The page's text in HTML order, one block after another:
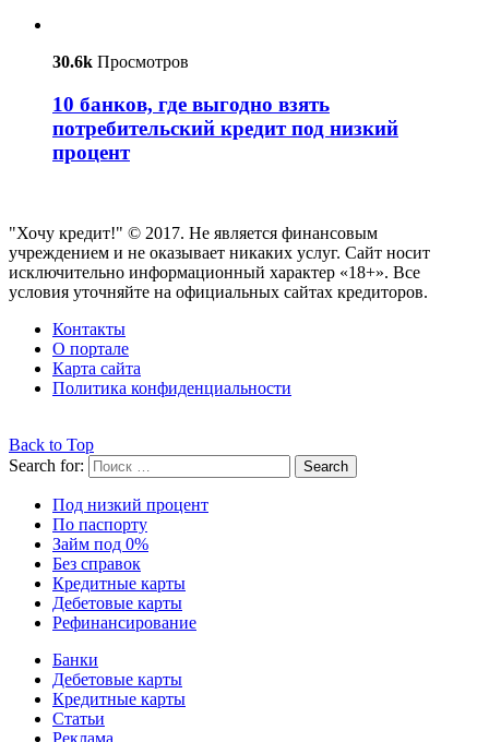
30.6k Просмотров
10 банков, где выгодно взять
потребительский кредит под низкий
процент
"Хочу кредит!" © 2017. Не является финансовым
учреждением и не оказывает никаких услуг. Сайт носит
исключительно информационный характер «18+». Все
условия уточняйте на официальных сайтах кредиторов.
Контакты
О портале
Карта сайта
Политика конфиденциальности
Back to Top
Search for:
Search
Под низкий процент
По паспорту
Займ под 0%
Без справок
Кредитные карты
Дебетовые карты
Рефинансирование
Банки
Дебетовые карты
Кредитные карты
Статьи
Реклама